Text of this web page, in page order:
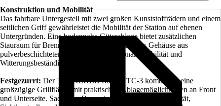
Konstruktion und Mobilität
Das fahrbare Untergestell mit zwei großen Kunststoffrädern und einem
seitlichen Griff gewährleistet die Mobilität der Station auf ebenen
Untergründen. Eine bodennahe Gitterablage bietet zusätzlichen
Stauraum für Brennmaterial oder Zubehör. Das Gehäuse aus
pulverbeschichtetem Stahl ist auf funktionale Stabilität und
Witterungsbeständigkeit ausgelegt.
Festgezurrt: Der TENNEKER Ranger TC-3 kombiniert eine
großzügige Grillfläche mit praktischen Ablagemöglichkeiten an Front
und Unterseite. Sachliche Bauweise mit Fokus auf Kapazität,